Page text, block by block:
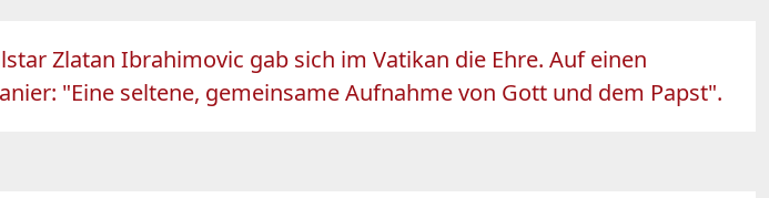
Zlatan Ibrahimovic gab sich im Vatikan die Ehre. Auf einen
"Eine seltene, gemeinsame Aufnahme von Gott und dem Papst".